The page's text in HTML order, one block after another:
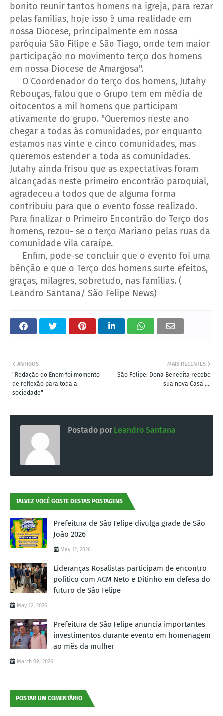
bonito reunir tantos homens na igreja, para rezar
pelas famílias, hoje isso é uma realidade em
nossa Diocese, principalmente em nossa
paróquia São Filipe e São Tiago, onde tem maior
participação no movimento terço dos homens
em nossa Diocese de Amargosa".
O Coordenador do terço dos homens, Jutahy
Rebouças, falou que o Grupo tem em média de
oitocentos a mil homens que participam
ativamente do grupo. "Queremos neste ano
chegar a todas às comunidades, por enquanto
estamos nas vinte e cinco comunidades, mas
queremos estender a toda as comunidades.
Jutahy ainda frisou que as expectativas foram
alcançadas neste primeiro encontrão paroquial,
agradeceu a todos que de alguma forma
contribuiu para que o evento fosse realizado.
Para finalizar o Primeiro Encontrão do Terço dos
homens, rezou- se o terço Mariano pelas ruas da
comunidade vila caraípe.
Enfim, pode-se concluir que o evento foi uma
bênção e que o Terço dos homens surte efeitos,
graças, milagres, sobretudo, nas famílias. (
Leandro Santana/ São Felipe News)
MAIS RECENTES
São Felipe: Dona Benedita recebe
sua nova Casa ....
ANTIGOS
"Redação do Enem foi momento
de reflexão para toda a
sociedade"
Postado por Leandro Santana
TALVEZ VOCÊ GOSTE DESTAS POSTAGENS
Prefeitura de São Felipe divulga grade de São
João 2026
May 12, 2026
Lideranças Rosalistas participam de encontro
político com ACM Neto e Ditinho em defesa do
futuro de São Felipe
May 12, 2026
Prefeitura de São Felipe anuncia importantes
investimentos durante evento em homenagem
ao mês da mulher
March 09, 2026
POSTAR UM COMENTÁRIO